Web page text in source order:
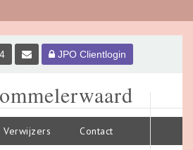
JPO Clientlogin
Verwijzers Contact